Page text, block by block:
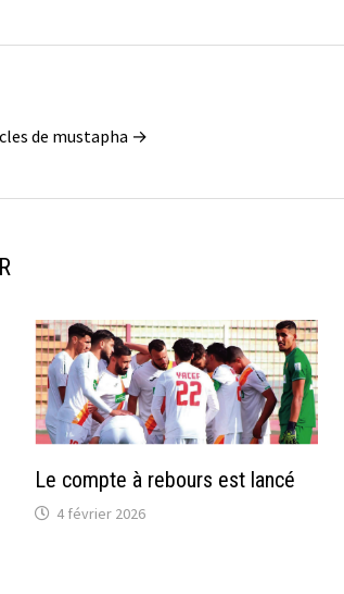
de mustapha →
Le compte à rebours est lancé
4 février 2026